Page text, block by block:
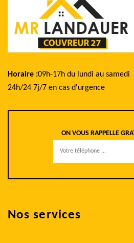
Horaire :09h-17h du lundi au samedi
24h/24 7j/7 en cas d'urgence
ON VOUS RAPPELLE
Nos services